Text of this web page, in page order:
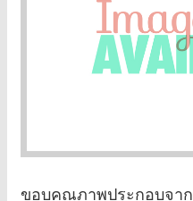
ขอบคุณภาพประกอบจาก